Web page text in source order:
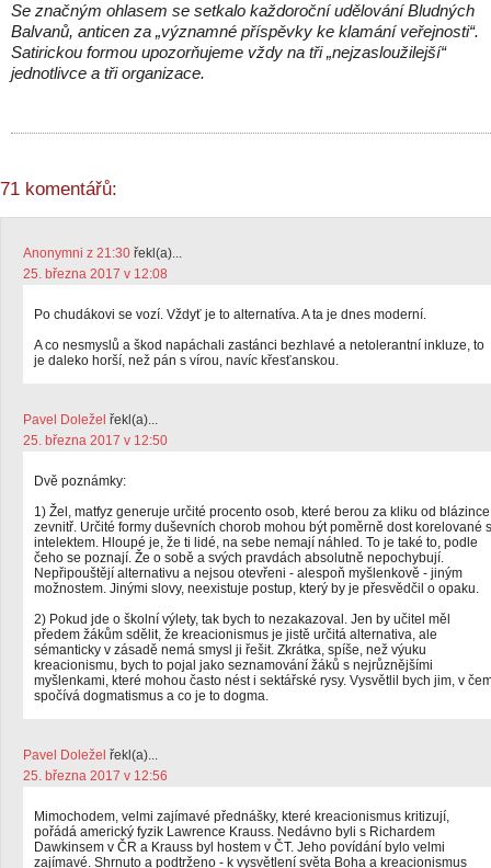
Se značným ohlasem se setkalo každoroční udělování Bludných
Balvanů, anticen za „významné příspěvky ke klamání veřejnosti“.
Satirickou formou upozorňujeme vždy na tři „nejzasloužilejší“
jednotlivce a tři organizace.
71 komentářů:
Anonymni z 21:30 řekl(a)...
25. března 2017 v 12:08
Po chudákovi se vozí. Vždyť je to alternatíva. A ta je dnes moderní.
A co nesmyslů a škod napáchali zastánci bezhlavé a netolerantní inkluze, to
je daleko horší, než pán s vírou, navíc křesťanskou.
Pavel Doležel řekl(a)...
25. března 2017 v 12:50
Dvě poznámky:
1) Žel, matfyz generuje určité procento osob, které berou za kliku od blázince
zevnitř. Určité formy duševních chorob mohou být poměrně dost korelované s
intelektem. Hloupé je, že ti lidé, na sebe nemají náhled. To je také to, podle
čeho se poznají. Že o sobě a svých pravdách absolutně nepochybují.
Nepřipouštějí alternativu a nejsou otevřeni - alespoň myšlenkově - jiným
možnostem. Jinými slovy, neexistuje postup, který by je přesvědčil o opaku.
2) Pokud jde o školní výlety, tak bych to nezakazoval. Jen by učitel měl
předem žákům sdělit, že kreacionismus je jistě určitá alternativa, ale
sémanticky v zásadě nemá smysl ji řešit. Zkrátka, spíše, než výuku
kreacionismu, bych to pojal jako seznamování žáků s nejrůznějšími
myšlenkami, které mohou často nést i sektářské rysy. Vysvětlil bych jim, v
spočívá dogmatismus a co je to dogma.
Pavel Doležel řekl(a)...
25. března 2017 v 12:56
Mimochodem, velmi zajímavé přednášky, které kreacionismus kritizují,
pořádá americký fyzik Lawrence Krauss. Nedávno byli s Richardem
Dawkinsem v ČR a Krauss byl hostem v ČT. Jeho povídání bylo velmi
zajímavé. Shrnuto a podtrženo - k vysvětlení světa Boha a kreacionismus